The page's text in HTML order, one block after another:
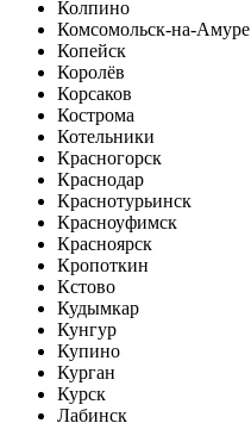
Колпино
Комсомольск-на-Амуре
Копейск
Королёв
Корсаков
Кострома
Котельники
Красногорск
Краснодар
Краснотурьинск
Красноуфимск
Красноярск
Кропоткин
Кстово
Кудымкар
Кунгур
Купино
Курган
Курск
Лабинск